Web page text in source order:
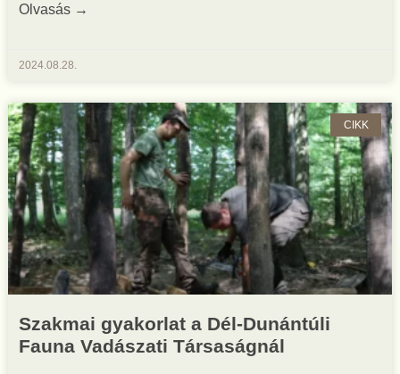
Olvasás →
2024.08.28.
CIKK
Szakmai gyakorlat a Dél-Dunántúli
Fauna Vadászati Társaságnál